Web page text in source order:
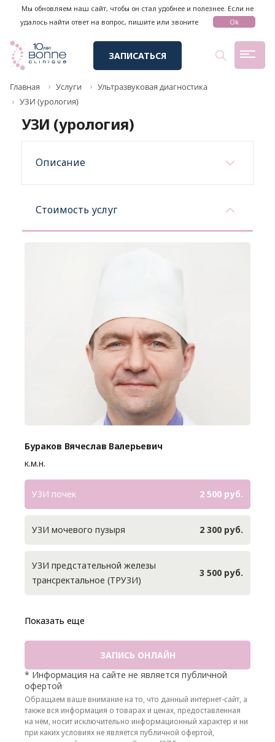
Мы обновляем наш сайт, чтобы он стал удобнее и полезнее. Если не
удалось найти ответ на вопрос, пишите или звоните
Ok
ЗАПИСАТЬСЯ
Главная Услуги
Ультразвуковая диагностика
УЗИ (урология)
УЗИ (урология)
Описание
Стоимость услуг
Бураков Вячеслав Валерьевич
к.м.н.
УЗИ почек 2 500 руб.
УЗИ мочевого пузыря 2 300 руб.
УЗИ предстательной железы
трансректальное (ТРУЗИ)
3 500 руб.
Показать еще
ЗАПИСЬ ОНЛАЙН
* Информация на сайте не является публичной
офертой
Обращаем ваше внимание на то, что данный интернет-сайт, а
также вся информация о товарах и ценах, предоставленная
на нём, носит исключительно информационный характер и ни
при каких условиях не является публичной офертой,